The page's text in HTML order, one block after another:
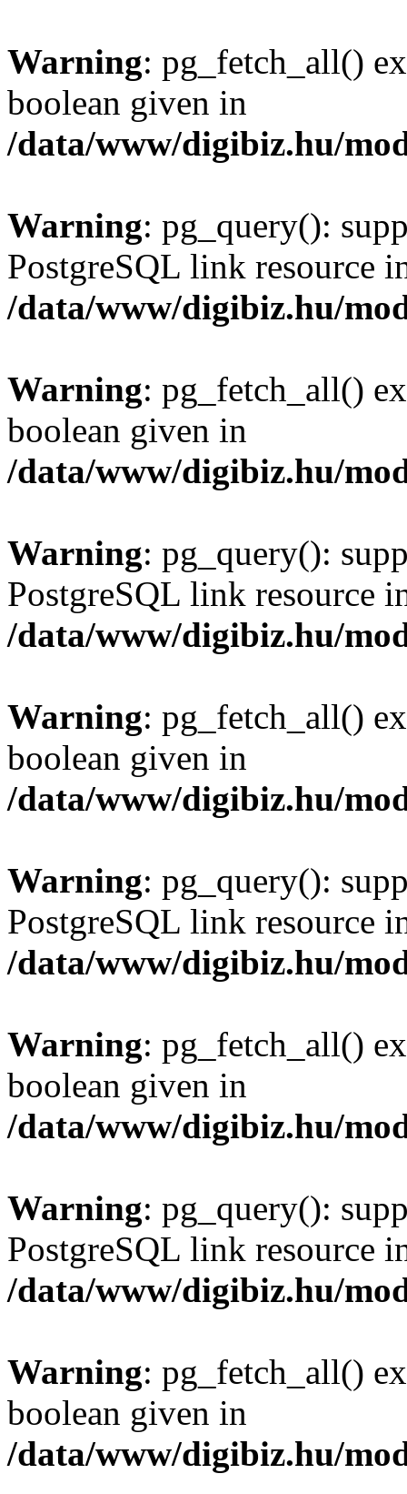
Warning: pg_fetch_all()
boolean given in
/data/www/digibiz.hu/
Warning: pg_query():
PostgreSQL link resource
/data/www/digibiz.hu/
Warning: pg_fetch_all()
boolean given in
/data/www/digibiz.hu/
Warning: pg_query():
PostgreSQL link resource
/data/www/digibiz.hu/
Warning: pg_fetch_all()
boolean given in
/data/www/digibiz.hu/
Warning: pg_query():
PostgreSQL link resource
/data/www/digibiz.hu/
Warning: pg_fetch_all()
boolean given in
/data/www/digibiz.hu/
Warning: pg_query():
PostgreSQL link resource
/data/www/digibiz.hu/
Warning: pg_fetch_all()
boolean given in
/data/www/digibiz.hu/